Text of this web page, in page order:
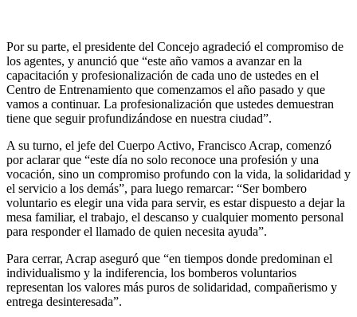
Por su parte, el presidente del Concejo agradeció el compromiso de
los agentes, y anunció que “este año vamos a avanzar en la
capacitación y profesionalización de cada uno de ustedes en el
Centro de Entrenamiento que comenzamos el año pasado y que
vamos a continuar. La profesionalización que ustedes demuestran
tiene que seguir profundizándose en nuestra ciudad”.
A su turno, el jefe del Cuerpo Activo, Francisco Acrap, comenzó
por aclarar que “este día no solo reconoce una profesión y una
vocación, sino un compromiso profundo con la vida, la solidaridad y
el servicio a los demás”, para luego remarcar: “Ser bombero
voluntario es elegir una vida para servir, es estar dispuesto a dejar la
mesa familiar, el trabajo, el descanso y cualquier momento personal
para responder el llamado de quien necesita ayuda”.
Para cerrar, Acrap aseguró que “en tiempos donde predominan el
individualismo y la indiferencia, los bomberos voluntarios
representan los valores más puros de solidaridad, compañerismo y
entrega desinteresada”.